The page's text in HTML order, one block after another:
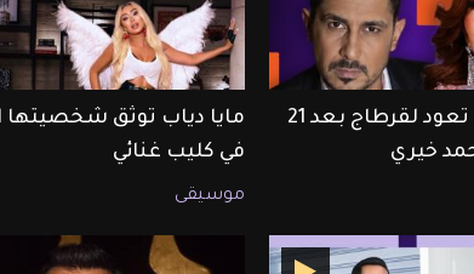
ميادة الحناوي تعود لقرطاج بعد 21
خيري
مايا دياب توثق شخصيتها
في كليب غنائي
موسيقى